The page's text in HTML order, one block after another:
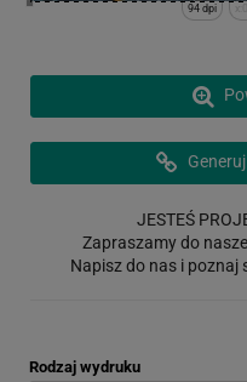
94 dpi
JESTEŚ
Zapraszamy do
Napisz do nas i poznaj
Rodzaj wydruku